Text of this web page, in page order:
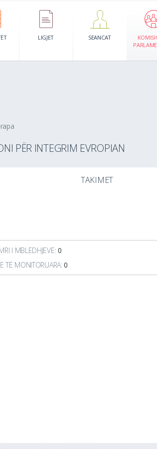
LIGJET SEANCAT
PËR INTEGRIM EVROPIAN
TAKIMET
I MBLEDHJEVE: 0
TË MONITORUARA:0